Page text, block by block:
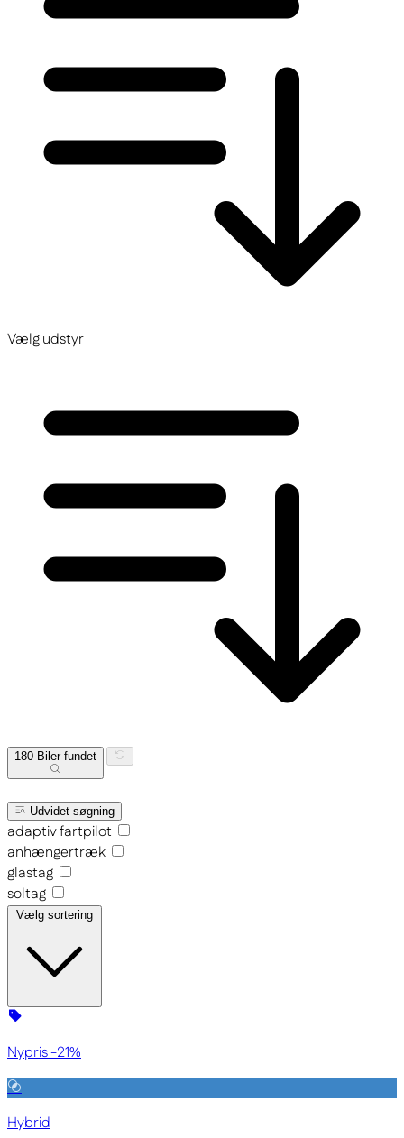
Vælg udstyr
180 Biler fundet
Udvidet søgning
adaptiv fartpilot
anhængertræk
glastag
soltag
Vælg sortering
Nypris -21%
Hybrid